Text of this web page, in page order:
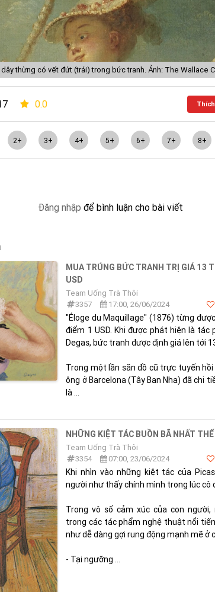
thừng có vết đứt (trái) trong bức tranh. Ảnh: The Wallace
0.0 Thích
2+ 3+ 4+ 5+ 6+ 7+ 8+
Đăng nhập để bình luận cho bài viết
MUA TRÚNG BỨC TRANH TRỊ GIÁ 13
USD
Team Uống Trà Thôi
3357
17:00, 26/06/2024
"Éloge du Maquillage" (1876) từng
điểm 1 USD. Khi được phát hiện là tác
Degas, bức tranh được định giá lên tới
Trong một lần săn đồ cũ trực tuyến
ông ở Barcelona (Tây Ban Nha) đã chi
là ...
NHỮNG KIỆT TÁC BUỒN BÃ NHẤT THẾ
Team Uống Trà Thôi
3354
07:00, 23/06/2024
Khi nhìn vào những kiệt tác của
người như thấy chính mình trong lúc cô
Trong vô số cảm xúc của con
trong các tác phẩm nghệ thuật nổi
như dễ dàng gợi rung động mạnh mẽ ở
- Tại ngưỡng ...